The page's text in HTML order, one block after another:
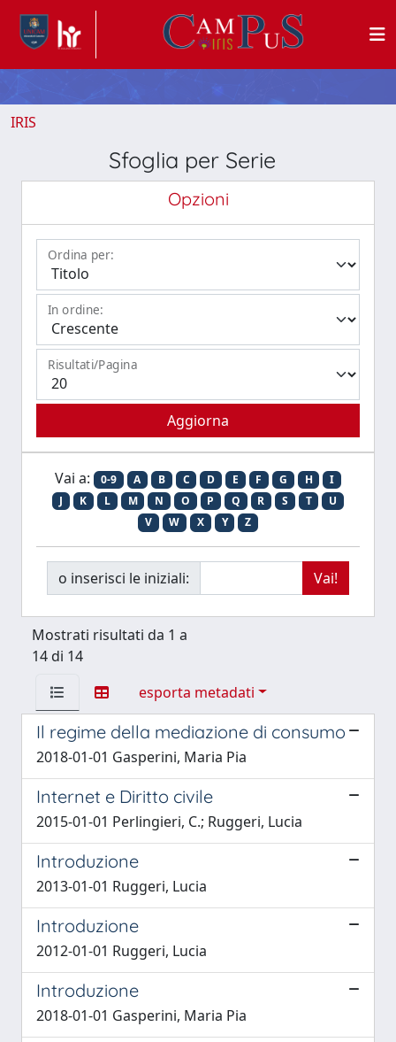
IRIS
Sfoglia per Serie
Opzioni
Ordina per:
In ordine:
Risultati/Pagina
Vai a: 0-9 A B C D E F G H
I
J
K L M N O P Q R S T
U
V
W X Y Z
o inserisci le iniziali:
Mostrati risultati da 1 a
14 di 14
esporta metadati
Il regime della mediazione di consumo
2018-01-01 Gasperini, Maria Pia
Internet e Diritto civile
2015-01-01 Perlingieri, C.; Ruggeri, Lucia
Introduzione
2013-01-01 Ruggeri, Lucia
Introduzione
2012-01-01 Ruggeri, Lucia
Introduzione
2018-01-01 Gasperini, Maria Pia